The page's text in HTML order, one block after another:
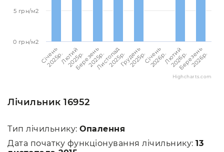
Січень
2025p.Лютий
2025p.
Березень
2025p.Листопад
2025p.Грудень
2025p.Січень
2026p.Лютий
2026p.
Березень
2026p.
0 грн/м2
5 грн/м2
Highcharts.com
Лічильник 16952
Тип лічильнику: Опалення
Дата початку функціонування лічильнику: 13